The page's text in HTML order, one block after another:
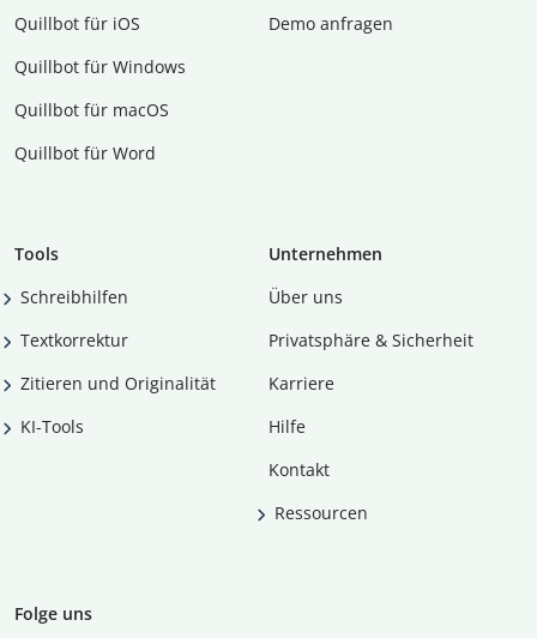
Quillbot für iOS
Quillbot für Windows
Quillbot für macOS
Quillbot für Word
Demo anfragen
Tools
Schreibhilfen
Textkorrektur
Zitieren und Originalität
KI-Tools
Unternehmen
Über uns
Privatsphäre & Sicherheit
Karriere
Hilfe
Kontakt
Ressourcen
Folge uns